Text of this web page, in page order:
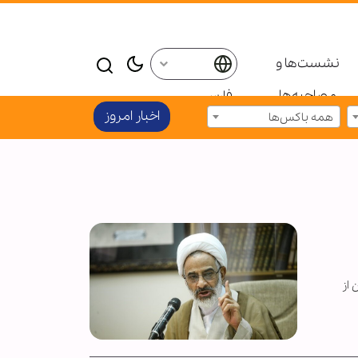
نشست‌ها و
مصاحبه‌ها
فارسی
همه باکس‌ها اخبار امروز